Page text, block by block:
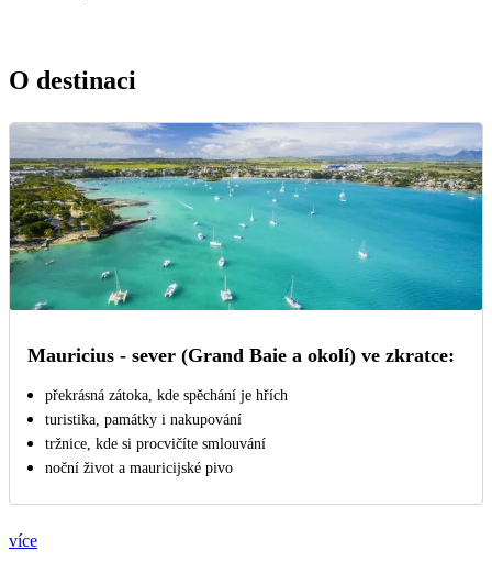
O destinaci
Mauricius - sever (Grand Baie a okolí) ve zkratce:
překrásná zátoka, kde spěchání je hřích
turistika, památky i nakupování
tržnice, kde si procvičíte smlouvání
noční život a mauricijské pivo
více